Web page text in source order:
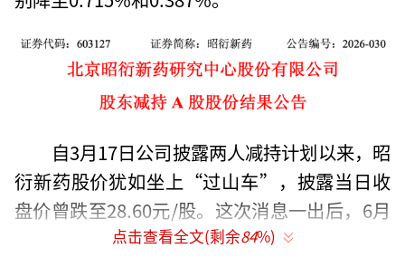
自3月17日公司披露两人减持计划以来，昭
衍新药股价犹如坐上“过山车”，披露当日收
盘价曾跌至28.60元/股。这次消息一出后，6月
23日开盘价36.66元/股，较昨日收盘未见大幅
点击查看全文(剩余84%)